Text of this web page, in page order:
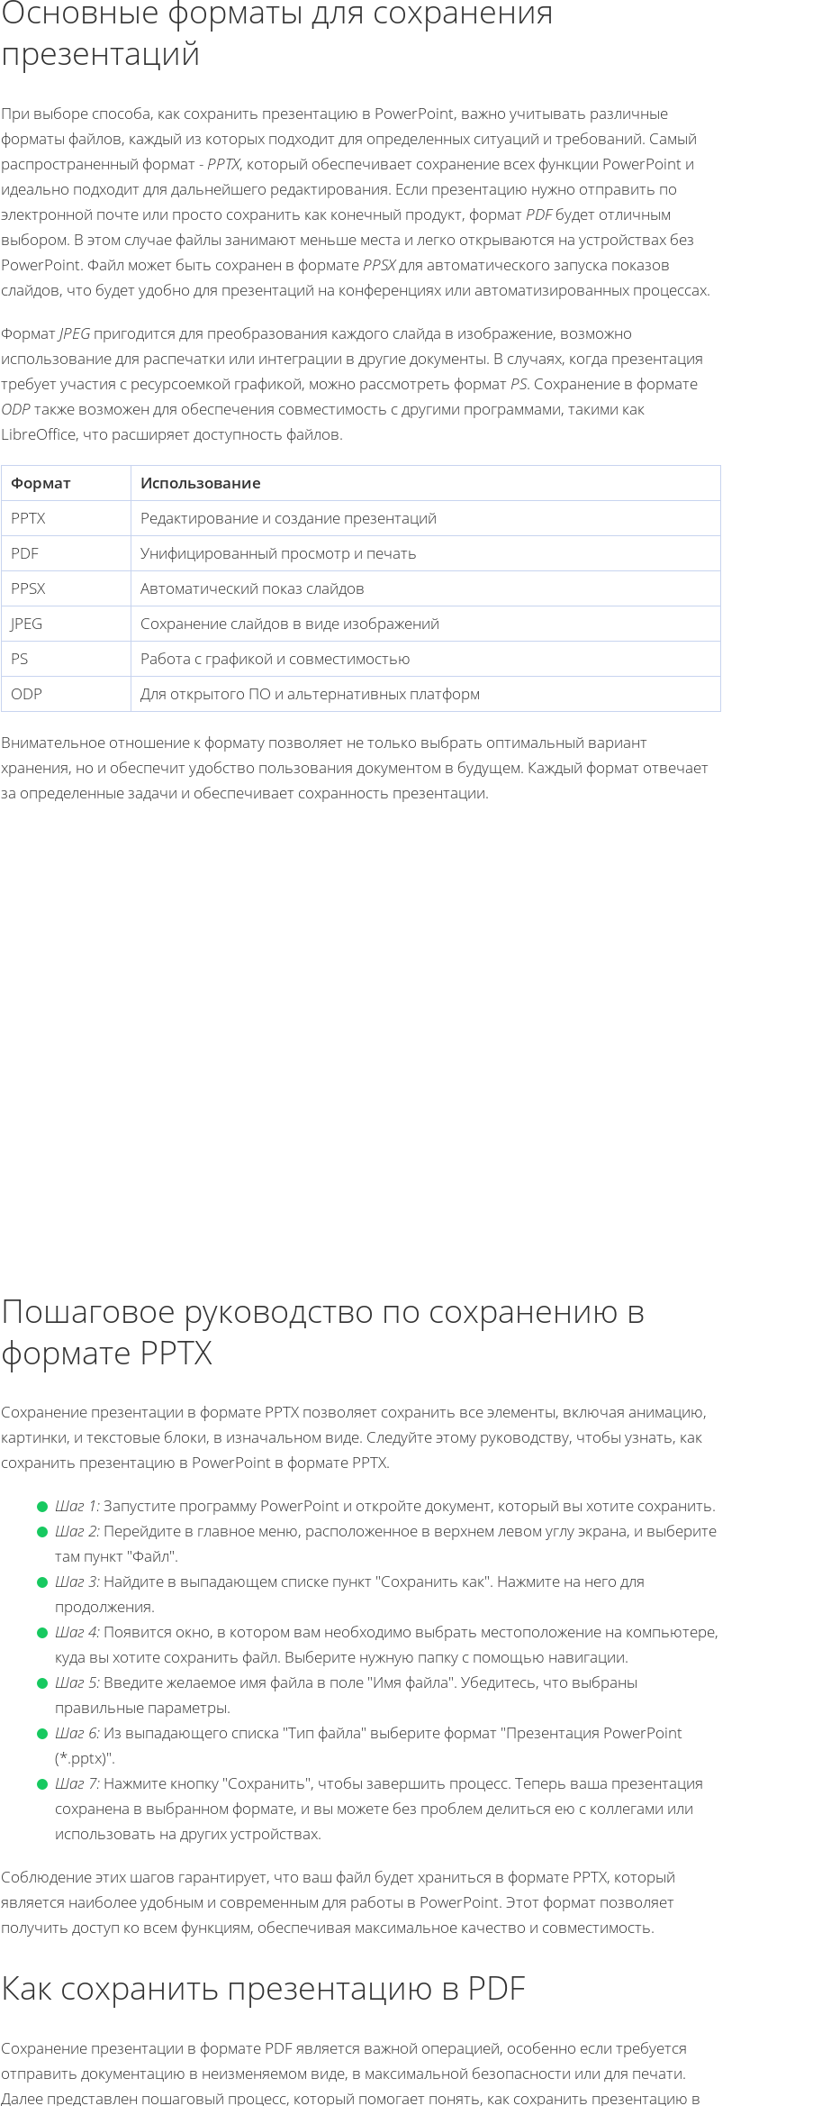
Основные форматы для сохранения
презентаций
При выборе способа, как сохранить презентацию в PowerPoint, важно учитывать различные
форматы файлов, каждый из которых подходит для определенных ситуаций и требований. Самый
распространенный формат - PPTX, который обеспечивает сохранение всех функции PowerPoint и
идеально подходит для дальнейшего редактирования. Если презентацию нужно отправить по
электронной почте или просто сохранить как конечный продукт, формат PDFбудет отличным
выбором. В этом случае файлы занимают меньше места и легко открываются на устройствах без
PowerPoint. Файл может быть сохранен в формате PPSXдля автоматического запуска показов
слайдов, что будет удобно для презентаций на конференциях или автоматизированных процессах.
ФорматJPEG пригодится для преобразования каждого слайда в изображение, возможно
использование для распечатки или интеграции в другие документы. В случаях, когда презентация
требует участия с ресурсоемкой графикой, можно рассмотреть формат PS. Сохранение в формате
ODPтакже возможен для обеспечения совместимость с другими программами, такими как
LibreOffice, что расширяет доступность файлов.
Формат
Использование
PPTX
Редактирование и создание презентаций
PDF
Унифицированный просмотр и печать
PPSX
Автоматический показ слайдов
JPEG
Сохранение слайдов в виде изображений
PS
Работа с графикой и совместимостью
ODP
Для открытого ПО и альтернативных платформ
Внимательное отношение к формату позволяет не только выбрать оптимальный вариант
хранения, но и обеспечит удобство пользования документом в будущем. Каждый формат отвечает
за определенные задачи и обеспечивает сохранность презентации.
Пошаговое руководство по сохранению в
формате PPTX
Сохранение презентации в формате PPTX позволяет сохранить все элементы, включая анимацию,
картинки, и текстовые блоки, в изначальном виде. Следуйте этому руководству, чтобы узнать, как
сохранить презентацию в PowerPoint в формате PPTX.
Шаг 1:Запустите программу PowerPoint и откройте документ, который вы хотите сохранить.
Шаг 2: Перейдите в главное меню, расположенное в верхнем левом углу экрана, и выберите
там пункт "Файл".
Шаг 3: Найдите в выпадающем списке пункт "Сохранить как". Нажмите на него для
продолжения.
Шаг 4: Появится окно, в котором вам необходимо выбрать местоположение на компьютере,
куда вы хотите сохранить файл. Выберите нужную папку с помощью навигации.
Шаг 5: Введите желаемое имя файла в поле "Имя файла". Убедитесь, что выбраны
правильные параметры.
Шаг 6: Из выпадающего списка "Тип файла" выберите формат "Презентация PowerPoint
(*.pptx)".
Шаг 7: Нажмите кнопку "Сохранить", чтобы завершить процесс. Теперь ваша презентация
сохранена в выбранном формате, и вы можете без проблем делиться ею с коллегами или
использовать на других устройствах.
Соблюдение этих шагов гарантирует, что ваш файл будет храниться в формате PPTX, который
является наиболее удобным и современным для работы в PowerPoint. Этот формат позволяет
получить доступ ко всем функциям, обеспечивая максимальное качество и совместимость.
Как сохранить презентацию в PDF
Сохранение презентации в формате PDF является важной операцией, особенно если требуется
отправить документацию в неизменяемом виде, в максимальной безопасности или для печати.
Далее представлен пошаговый процесс, который помогает понять, как сохранить презентацию в